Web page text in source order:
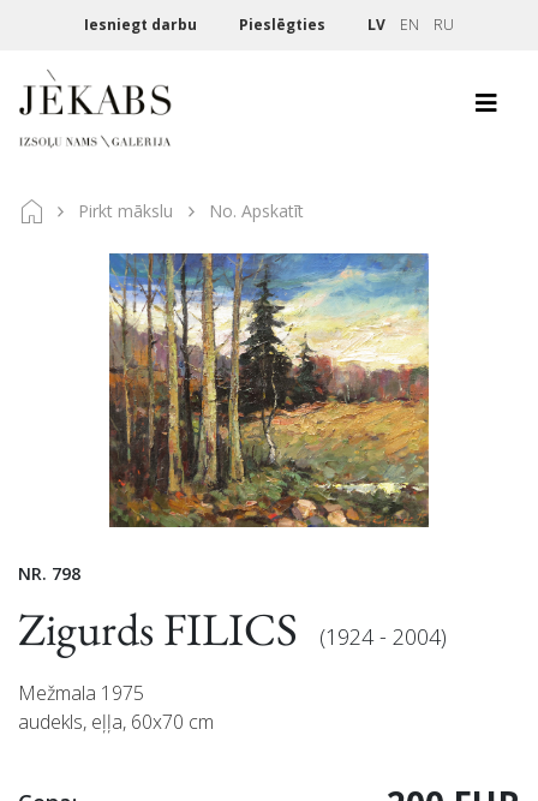
Iesniegt darbu Pieslēgties LV EN RU
Pirkt mākslu No. Apskatīt
NR. 798
Zigurds FILICS (1924 - 2004)
Mežmala 1975
audekls, eļļa, 60x70 cm